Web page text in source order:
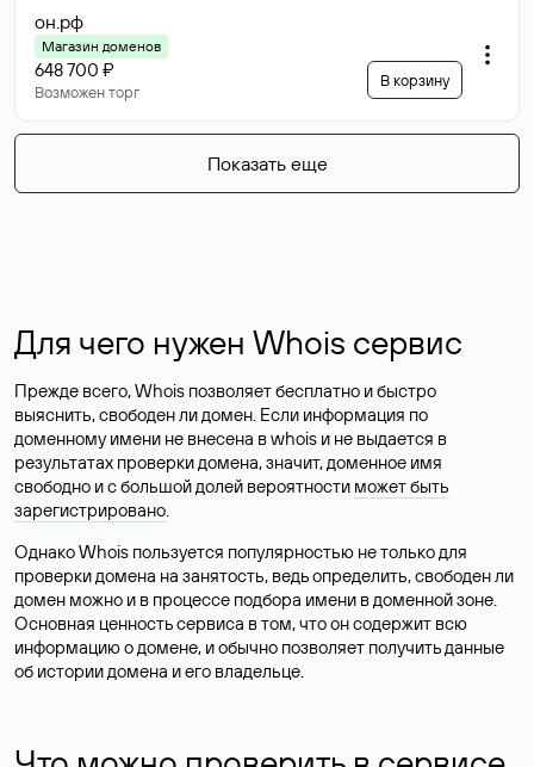
он.рф
Магазин доменов
648 700 ₽
Возможен торг
В корзину
Показать еще
Для чего нужен Whois сервис
Прежде всего, Whois позволяет бесплатно и быстро
выяснить, свободен ли домен. Если информация по
доменному имени не внесена в whois и не выдается в
результатах проверки домена, значит, доменное имя
свободно и с большой долей вероятности может быть
зарегистрировано.
Однако Whois пользуется популярностью не только для
проверки домена на занятость, ведь определить, свободен ли
домен можно и в процессе подбора имени в доменной зоне.
Основная ценность сервиса в том, что он содержит всю
информацию о домене, и обычно позволяет получить данные
об истории домена и его владельце.